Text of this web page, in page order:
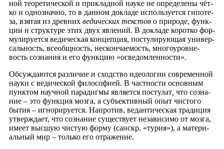
ной тео­ре­ти­че­ской и при­клад­ной нау­ке не опре­де­ле­ны чёт­
ко и одно­знач­но, то в дан­ном докла­де исполь­зу­ет­ся гипо­те­
за, взя­тая из древ­них веди­че­ских тек­стов о при­ро­де, функ­
ции и струк­ту­ре этих двух явле­ний. В докла­де корот­ко фор­
му­ли­ру­ет­ся веди­че­ская кон­цеп­ция, посту­ли­ру­ю­щая уни­вер­
саль­ность, все­общ­ность, нескон­ча­е­мость, мно­го­уров­не­
вость созна­ния и его функ­цию «осве­дом­лен­но­сти».
Обсуж­да­ют­ся раз­ли­чие и сход­ство идео­ло­гии совре­мен­ной
нау­ки с веди­че­ской фило­со­фи­ей. В част­но­сти основ­ным
пунк­том науч­ной пара­диг­мы явля­ет­ся посту­лат, что созна­
ние – это функ­ция моз­га, а субъ­ек­тив­ный опыт чисто­го
бытия – игно­ри­ру­ет­ся. Напро­тив, ведан­ти­че­ская тра­ди­ция
утвер­жда­ет, что созна­ние суще­ству­ет неза­ви­си­мо от моз­га,
име­ет выс­шую чистую фор­му (сан­скр. «турия»), а мате­ри­
аль­ный мир – толь­ко его отражение.